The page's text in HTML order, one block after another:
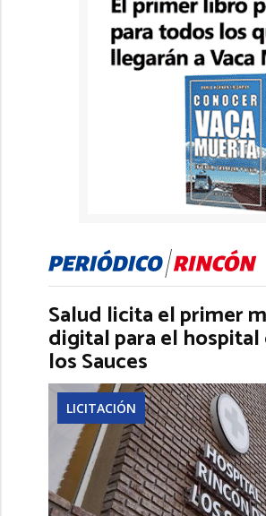
Salud licita el primer
digital para el hospital
los Sauces
LICITACIÓN